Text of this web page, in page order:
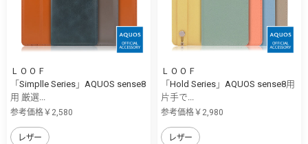
ＬＯＯＦ
「Simplle Series」AQUOS sense8
用 厳選...
参考価格￥2,580
レザー
ＬＯＯＦ
「Hold Series」AQUOS sense8用
片手で...
参考価格￥2,980
レザー